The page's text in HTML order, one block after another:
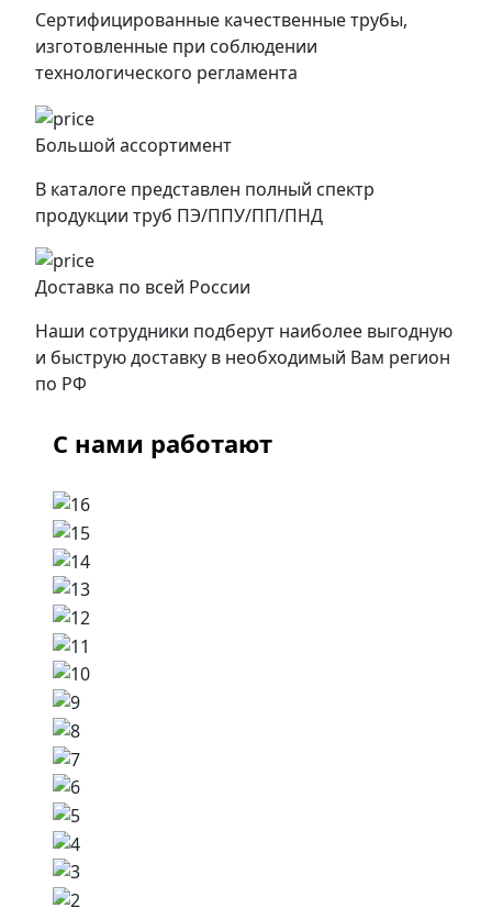
Сертифицированные качественные трубы,
изготовленные при соблюдении
технологического регламента
Большой ассортимент
В каталоге представлен полный спектр
продукции труб ПЭ/ППУ/ПП/ПНД
Доставка по всей России
Наши сотрудники подберут наиболее выгодную
и быструю доставку в необходимый Вам регион
по РФ
С нами работают